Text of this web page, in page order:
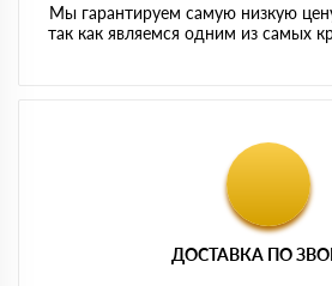
Мы гарантируем самую низкую
так как являемся одним из самых
ДОСТАВКА ПО